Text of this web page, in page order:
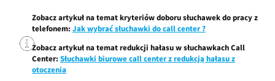
Zobacz artykuł na temat kryteriów doboru słuchawek do pracy z
telefonem: Jak wybrać słuchawki do call center ?
Zobacz artykuł na temat redukcji hałasu w słuchawkach Call
Center: Słuchawki biurowe call center z redukcją hałasu z
otoczenia